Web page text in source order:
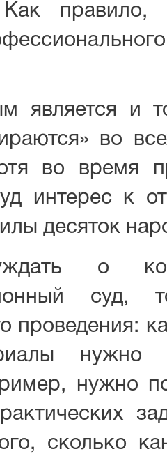
Как правило,
является и
во
во время
интерес к
десяток
о
суд,
проведения:
нужно
нужно
сколько